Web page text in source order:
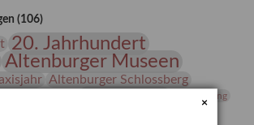
(106)
20. Jahrhundert
Altenburger Museen
Altenburger Schlossberg
Asta Gröting
×